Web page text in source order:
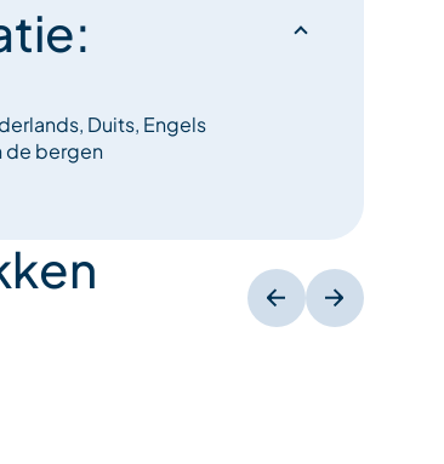
Duits, Engels
de bergen